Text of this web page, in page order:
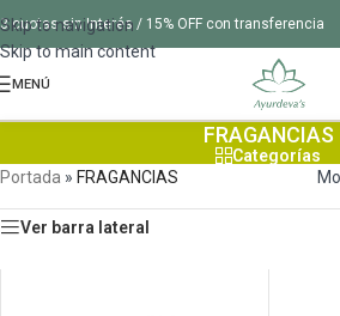
Skip to navigation
Skip to main content
3 cuotas sin Interés / 15% OFF con transferencia
MENÚ
FRAGANCIAS
Categorías
Portada » FRAGANCIAS
Ver barra lateral